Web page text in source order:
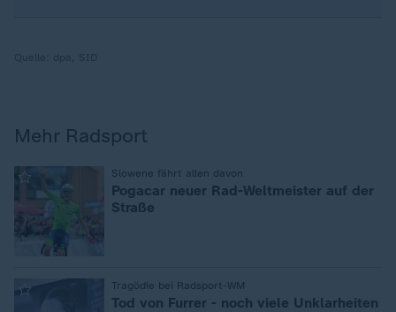
Mehr Radsport
Slowene fährt allen davon
Pogacar neuer Rad-Weltmeister auf der
Straße
Tragödie bei Radsport-WM
:
Tod von Furrer - noch viele Unklarheiten